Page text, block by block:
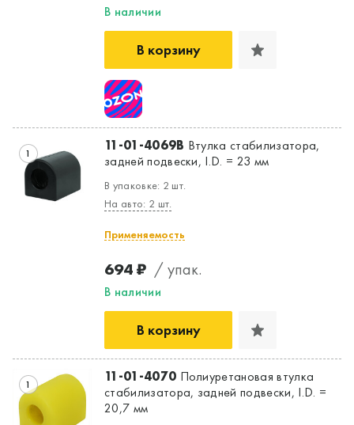
В наличии
В корзину
1 11-01-4069B Втулка стабилизатора,
задней подвески, I.D. = 23 мм
В упаковке: 2 шт.
На авто: 2 шт.
Применяемость
694 ₽ / упак.
В наличии
В корзину
1 11-01-4070 Полиуретановая втулка
стабилизатора, задней подвески, I.D. =
20,7 мм